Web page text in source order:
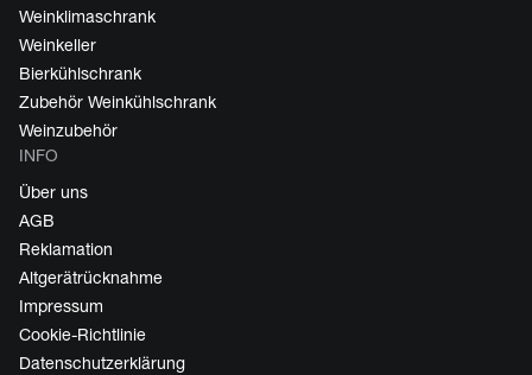
Weinklimaschrank
Weinkeller
Bierkühlschrank
Zubehör Weinkühlschrank
Weinzubehör
INFO
Über uns
AGB
Reklamation
Altgerätrücknahme
Impressum
Cookie-Richtlinie
Datenschutzerklärung